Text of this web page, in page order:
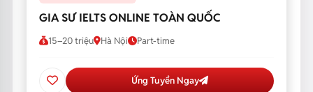
GIA SƯ IELTS ONLINE TOÀN QUỐC
15–20 triệu Hà Nội Part-time
Ứng Tuyển Ngay